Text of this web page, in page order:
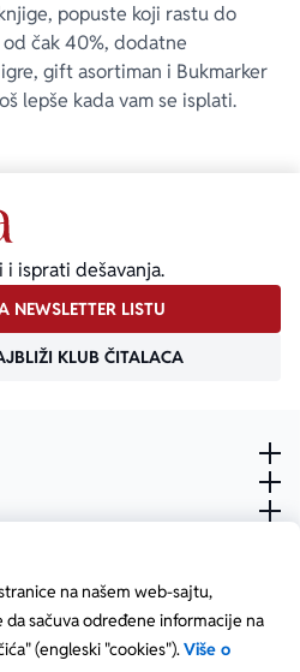
na našem web-sajtu,
da sačuva određene informacije na
(engleski "cookies").Više o
popuste koji rastu do
čak 40%, dodatne
gift asortiman i Bukmarker
lepše kada vam se isplati.
isprati dešavanja.
NEWSLETTER LISTU
KLUB ČITALACA